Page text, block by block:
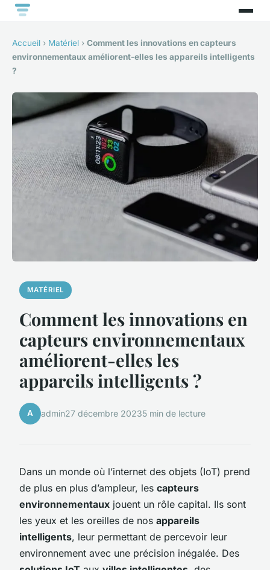
Accueil › Matériel › Comment les innovations en capteurs
environnementaux améliorent-elles les appareils intelligents
?
MATÉRIEL
Comment les innovations en
capteurs environnementaux
améliorent-elles les
appareils intelligents ?
A admin27 décembre 20235 min de lecture
Dans un monde où l’internet des objets (IoT) prend
de plus en plus d’ampleur, les capteurs
environnementaux jouent un rôle capital. Ils sont
les yeux et les oreilles de nos appareils
intelligents, leur permettant de percevoir leur
environnement avec une précision inégalée. Des